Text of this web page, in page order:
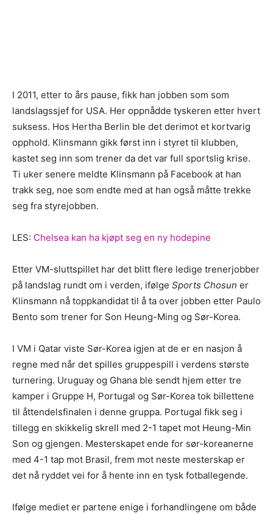
I 2011, etter to års pause, fikk han jobben som som
landslagssjef for USA. Her oppnådde tyskeren etter hvert
suksess. Hos Hertha Berlin ble det derimot et kortvarig
opphold. Klinsmann gikk først inn i styret til klubben,
kastet seg inn som trener da det var full sportslig krise.
Ti uker senere meldte Klinsmann på Facebook at han
trakk seg, noe som endte med at han også måtte trekke
seg fra styrejobben.
LES: Chelsea kan ha kjøpt seg en ny hodepine
Etter VM-sluttspillet har det blitt flere ledige trenerjobber
på landslag rundt om i verden, ifølge Sports Chosun er
Klinsmann nå toppkandidat til å ta over jobben etter Paulo
Bento som trener for Son Heung-Ming og Sør-Korea.
I VM i Qatar viste Sør-Korea igjen at de er en nasjon å
regne med når det spilles gruppespill i verdens største
turnering. Uruguay og Ghana ble sendt hjem etter tre
kamper i Gruppe H, Portugal og Sør-Korea tok billettene
til åttendelsfinalen i denne gruppa. Portugal fikk seg i
tillegg en skikkelig skrell med 2-1 tapet mot Heung-Min
Son og gjengen. Mesterskapet ende for sør-koreanerne
med 4-1 tap mot Brasil, frem mot neste mesterskap er
det nå ryddet vei for å hente inn en tysk fotballegende.
Ifølge mediet er partene enige i forhandlingene om både